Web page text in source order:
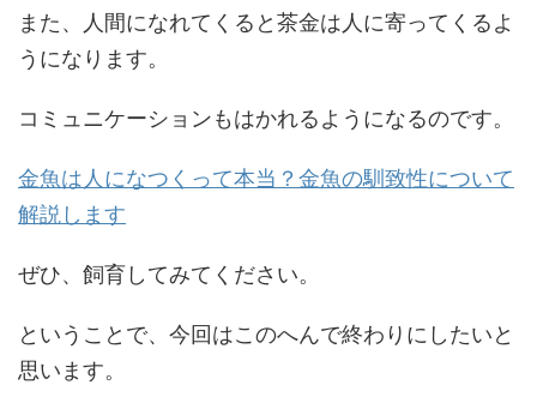
また、人間になれてくると茶金は人に寄ってくるよ
うになります。
コミュニケーションもはかれるようになるのです。
金魚は人になつくって本当？金魚の馴致性について
解説します
ぜひ、飼育してみてください。
ということで、今回はこのへんで終わりにしたいと
思います。